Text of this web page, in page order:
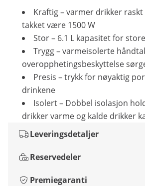
Kraftig – varmer drikker raskt
takket være 1500 W
Stor – 6.1 L kapasitet for
Trygg – varmeisolerte
overopphetingsbeskyttelse
Presis – trykk for nøyaktig
drinkene
Isolert – Dobbel isolasjon
drikker varme og kalde drikker
Leveringsdetaljer
Reservedeler
Premiegaranti